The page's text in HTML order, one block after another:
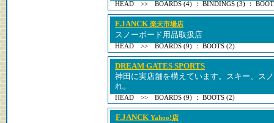
HEAD >> BOARDS (4) ： BINDINGS (3) ：
F.JANCK 楽天市場店
スノーボード用品取扱店
HEAD >> BOARDS (9) ： BOOTS (2)
DREAM GATES SPORTS
神田に実店舗を構えています。スキー、ス
れ。
HEAD >> BOARDS (9) ： BOOTS (2)
F.JANCK Yahoo!店